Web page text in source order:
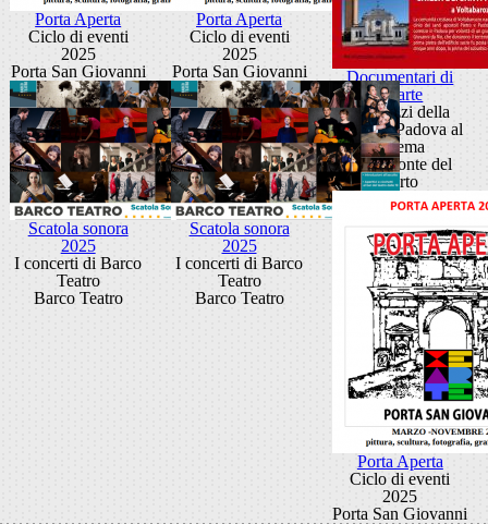
Porta Aperta
Ciclo di eventi
2025
Porta San Giovanni
Porta Aperta
Ciclo di eventi
2025
Porta San Giovanni
Documentari di
Xearte
Tre pezzi della
storia di Padova al
cinema
Sala Fronte del
Porto
Scatola sonora
2025
I concerti di Barco
Teatro
Barco Teatro
Scatola sonora
2025
I concerti di Barco
Teatro
Barco Teatro
Porta Aperta
Ciclo di eventi
2025
Porta San Giovanni